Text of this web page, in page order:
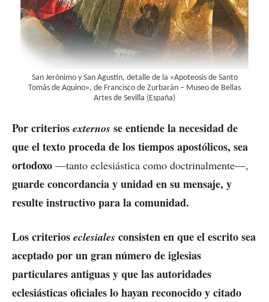
San Jerónimo y San Agustín, detalle de la «Apoteosis de Santo
Tomás de Aquino», de Francisco de Zurbarán – Museo de Bellas
Artes de Sevilla (España)
Por criterios externos se entiende la necesidad de
que el texto proceda de los tiempos apostólicos, sea
ortodoxo —tanto eclesiástica como doctrinalmente—,
guarde concordancia y unidad en su mensaje, y
resulte instructivo para la comunidad.
Los criterios eclesiales consisten en que el escrito sea
aceptado por un gran número de iglesias
particulares antiguas y que las autoridades
eclesiásticas oficiales lo hayan reconocido y citado